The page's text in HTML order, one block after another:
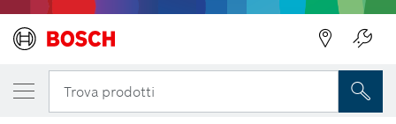
Trova prodotti
LA TUA VARIANTE SELEZIONATA
Set di seghe a tazza 25-68 mm da 8 pz.
1 609 200 243